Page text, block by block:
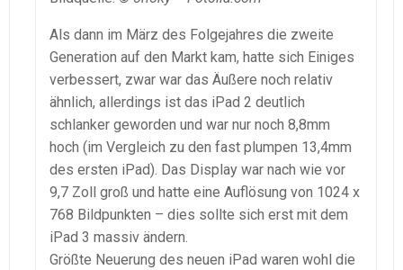
Als dann im März des Folgejahres die zweite
Generation auf den Markt kam, hatte sich Einiges
verbessert, zwar war das Äußere noch relativ
ähnlich, allerdings ist das iPad 2 deutlich
schlanker geworden und war nur noch 8,8mm
hoch (im Vergleich zu den fast plumpen 13,4mm
des ersten iPad). Das Display war nach wie vor
9,7 Zoll groß und hatte eine Auflösung von 1024 x
768 Bildpunkten – dies sollte sich erst mit dem
iPad 3 massiv ändern.
Größte Neuerung des neuen iPad waren wohl die